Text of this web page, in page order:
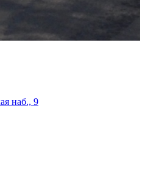
наб., 9